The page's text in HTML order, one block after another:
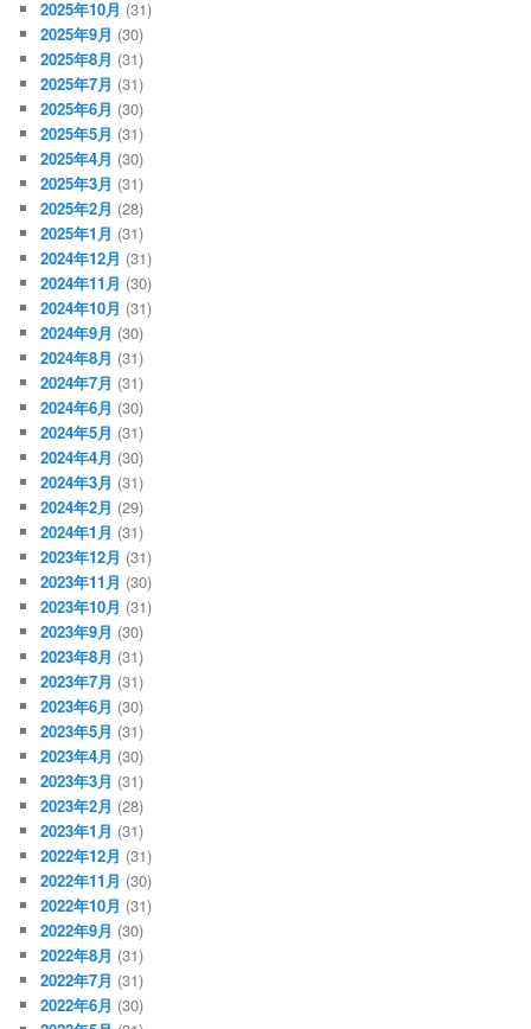
2025年10月 (31)
2025年9月 (30)
2025年8月 (31)
2025年7月 (31)
2025年6月 (30)
2025年5月 (31)
2025年4月 (30)
2025年3月 (31)
2025年2月 (28)
2025年1月 (31)
2024年12月 (31)
2024年11月 (30)
2024年10月 (31)
2024年9月 (30)
2024年8月 (31)
2024年7月 (31)
2024年6月 (30)
2024年5月 (31)
2024年4月 (30)
2024年3月 (31)
2024年2月 (29)
2024年1月 (31)
2023年12月 (31)
2023年11月 (30)
2023年10月 (31)
2023年9月 (30)
2023年8月 (31)
2023年7月 (31)
2023年6月 (30)
2023年5月 (31)
2023年4月 (30)
2023年3月 (31)
2023年2月 (28)
2023年1月 (31)
2022年12月 (31)
2022年11月 (30)
2022年10月 (31)
2022年9月 (30)
2022年8月 (31)
2022年7月 (31)
2022年6月 (30)